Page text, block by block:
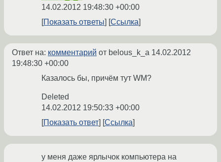
14.02.2012 19:48:30 +00:00
Показать ответы
Ссылка
Ответ на: комментарий от belous_k_a 14.02.2012
19:48:30 +00:00
Казалось бы, причём тут WM?
Deleted
14.02.2012 19:50:33 +00:00
Показать ответ
Ссылка
у меня даже ярлычок компьютера на